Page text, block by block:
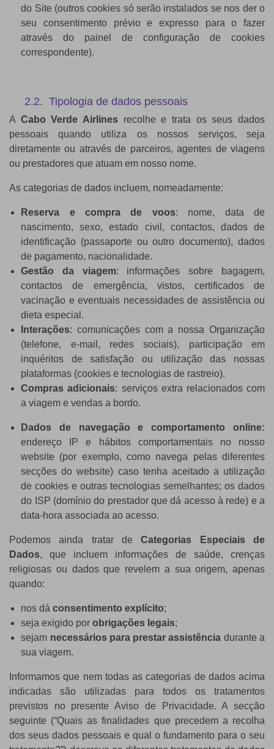
do Site (outros cookies só serão instalados se nos der o
seu consentimento prévio e expresso para o fazer
através do painel de configuração de cookies
correspondente).
2.2. Tipologia de dados pessoais
A Cabo Verde Airlines recolhe e trata os seus dados
pessoais quando utiliza os nossos serviços, seja
diretamente ou através de parceiros, agentes de viagens
ou prestadores que atuam em nosso nome.
As categorias de dados incluem, nomeadamente:
Reserva e compra de voos: nome, data de
nascimento, sexo, estado civil, contactos, dados de
identificação (passaporte ou outro documento), dados
de pagamento, nacionalidade.
Gestão da viagem: informações sobre bagagem,
contactos de emergência, vistos, certificados de
vacinação e eventuais necessidades de assistência ou
dieta especial.
Interações: comunicações com a nossa Organização
(telefone, e-mail, redes sociais), participação em
inquéritos de satisfação ou utilização das nossas
plataformas (cookies e tecnologias de rastreio).
Compras adicionais: serviços extra relacionados com
a viagem e vendas a bordo.
Dados de navegação e comportamento online:
endereço IP e hábitos comportamentais no nosso
website (por exemplo, como navega pelas diferentes
secções do website) caso tenha aceitado a utilização
de cookies e outras tecnologias semelhantes; os dados
do ISP (domínio do prestador que dá acesso à rede) e a
data-hora associada ao acesso.
Podemos ainda tratar deCategorias Especiais de
Dados, que incluem informações de saúde, crenças
religiosas ou dados que revelem a sua origem, apenas
quando:
nos dáconsentimento explícito;
seja exigido porobrigações legais;
sejam necessários para prestar assistência durante a
sua viagem.
Informamos que nem todas as categorias de dados acima
indicadas são utilizadas para todos os tratamentos
previstos no presente Aviso de Privacidade. A secção
seguinte (“Quais as finalidades que precedem a recolha
dos seus dados pessoais e qual o fundamento para o seu